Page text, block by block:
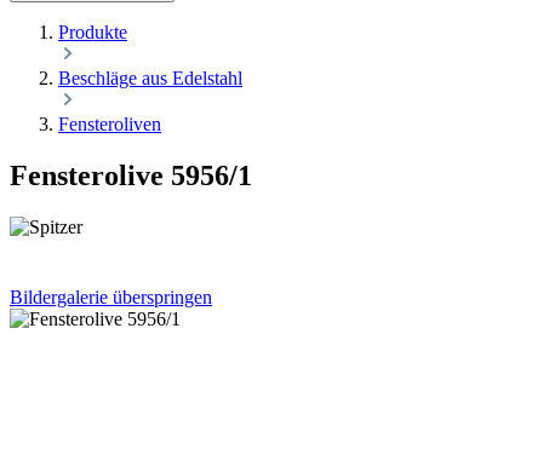
Produkte
Beschläge aus Edelstahl
Fensteroliven
Fensterolive 5956/1
Bildergalerie überspringen